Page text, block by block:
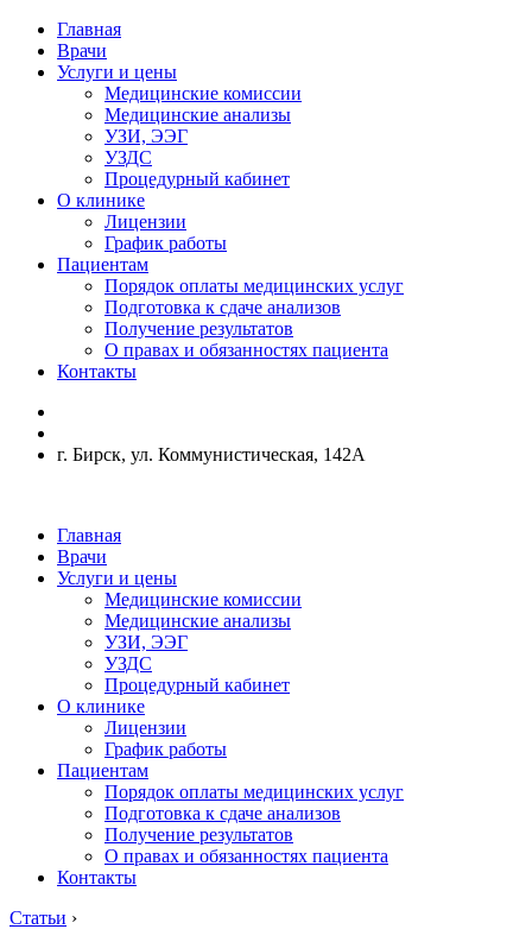
Главная
Врачи
Услуги и цены
Медицинские комиссии
Медицинские анализы
УЗИ, ЭЭГ
УЗДС
Процедурный кабинет
О клинике
Лицензии
График работы
Пациентам
Порядок оплаты медицинских услуг
Подготовка к сдаче анализов
Получение результатов
О правах и обязанностях пациента
Контакты
г. Бирск, ул. Коммунистическая, 142А
Главная
Врачи
Услуги и цены
Медицинские комиссии
Медицинские анализы
УЗИ, ЭЭГ
УЗДС
Процедурный кабинет
О клинике
Лицензии
График работы
Пациентам
Порядок оплаты медицинских услуг
Подготовка к сдаче анализов
Получение результатов
О правах и обязанностях пациента
Контакты
Статьи ›